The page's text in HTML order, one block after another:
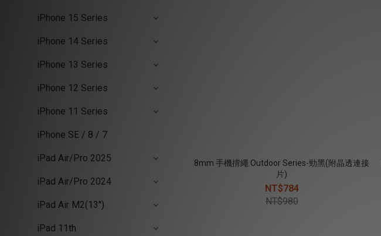
iPhone 15 Series
iPhone 14 Series
iPhone 13 Series
iPhone 12 Series
iPhone 11 Series
iPhone SE / 8 / 7
iPad Air/Pro 2025
iPad Air/Pro 2024
iPad Air M2(13'')
iPad 11th
8mm 手機揹繩 Outdoor Series-勁黑(附晶透連接
片)
NT$784
NT$980